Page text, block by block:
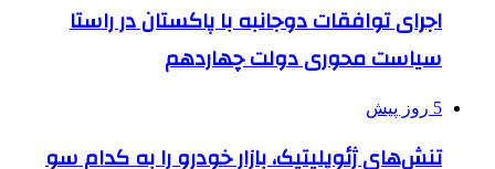
اجرای توافقات دوجانبه با پاکستان در راستا
سیاست محوری دولت چهاردهم
5 روز پیش
تنش‌های ژئوپلیتیک، بازار خودرو را به کدام سو